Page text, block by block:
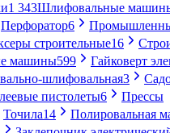
1 343Шлифовальные
Перфоратор6
строительные16
машины599
Гайковерт
шлифовальная3
пистолеты6
Прессы
Точила14 Полировальная